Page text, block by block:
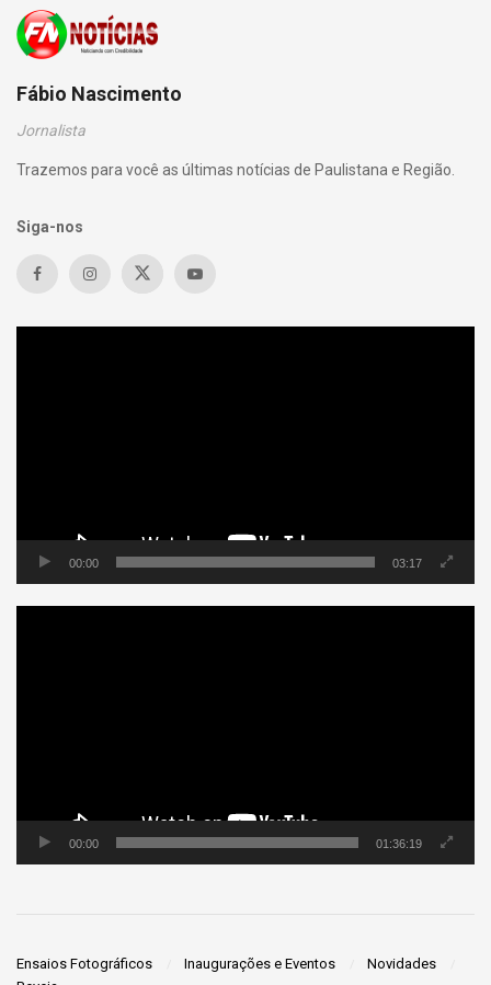
Fábio Nascimento
Jornalista
Trazemos para você as últimas notícias de Paulistana e Região.
Siga-nos
00:00 03:17
00:00 01:36:19
Ensaios Fotográficos Inaugurações e Eventos
Novidades